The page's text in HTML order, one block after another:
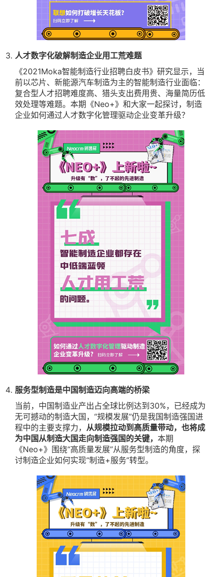
人才数字化破解制造企业用工荒难题
《2021Moka智能制造行业招聘白皮书》研究显示，当
前以芯片、新能源汽车制造为主的智能制造行业面临：
复合型人才招聘难度高、猎头支出费用贵、海量简历低
效处理等难题。本期《Neo+》和大家一起探讨，制造
企业如何通过人才数字化管理驱动企业变革升级？
服务型制造是中国制造迈向高端的桥梁
当前，中国制造业产出占全球比例达到30%，已经成为
无可撼动的制造大国，“规模发展”仍是我国制造强国进
程中的主要支撑力， 从规模拉动到高质量带动，也将成
为中国从制造大国走向制造强国的关键， 本期
《Neo+》围绕“高质量发展”从服务型制造的角度，探
讨制造企业如何实现“制造+服务”转型。